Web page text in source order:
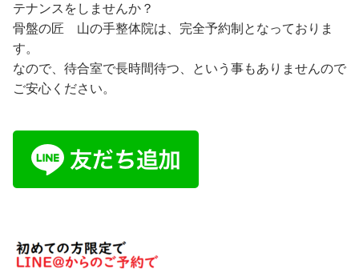
テナンスをしませんか？
骨盤の匠 山の手整体院は、完全予約制となっておりま
す。
なので、待合室で長時間待つ、という事もありませんので
ご安心ください。